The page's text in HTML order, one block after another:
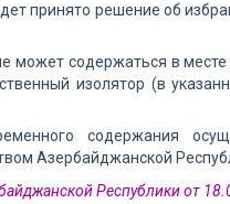
принято решение об
может содержаться в
изолятор (в
содержания
Азербайджанской
Республики от